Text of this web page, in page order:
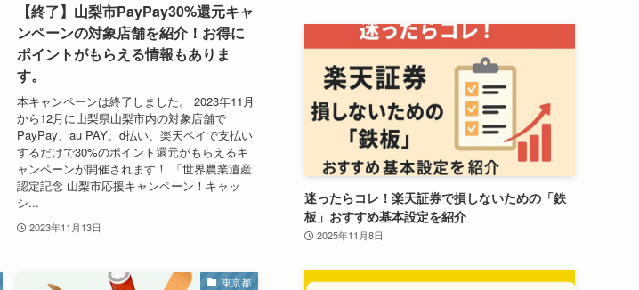
【終了】山梨市PayPay30%還元キャ
ンペーンの対象店舗を紹介！お得に
ポイントがもらえる情報もありま
す。
本キャンペーンは終了しました。 2023年11月
から12月に山梨県山梨市内の対象店舗で
PayPay、au PAY、d払い、楽天ペイで支払い
するだけで30%のポイント還元がもらえるキ
ャンペーンが開催されます！ 「世界農業遺産
認定記念 山梨市応援キャンペーン！キャッ
シ...
2023年11月13日
東京都
迷ったらコレ！楽天証券で損しないための「鉄
板」おすすめ基本設定を紹介
2025年11月8日